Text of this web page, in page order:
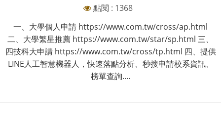
點閱 : 1368
一、大學個人申請 https://www.com.tw/cross/ap.html
二、大學繁星推薦 https://www.com.tw/star/sp.html 三、
四技科大申請 https://www.com.tw/cross/tp.html 四、提供
LINE人工智慧機器人，快速落點分析、秒搜申請校系資訊、
榜單查詢....